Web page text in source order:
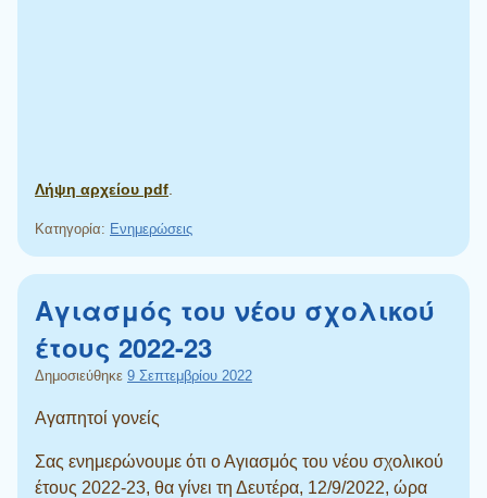
Λήψη αρχείου pdf
Κατηγορία: Ενημερώσεις
Αγιασμός του νέου σχολικού
έτους 2022-23
Δημοσιεύθηκε 9 Σεπτεμβρίου 2022
Αγαπητοί γονείς
Σας ενημερώνουμε ότι ο Αγιασμός του νέου σχολικού
έτους 2022-23, θα γίνει τη Δευτέρα, 12/9/2022, ώρα